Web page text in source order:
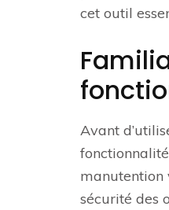
cet outil
Avant
manutention
sécurité des